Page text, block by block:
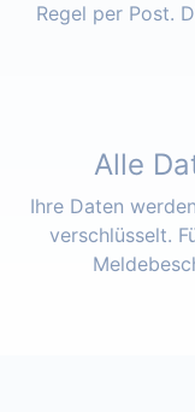
Regel per Post.
Alle
Ihre Daten
verschlüsselt.